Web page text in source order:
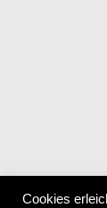
Cookies